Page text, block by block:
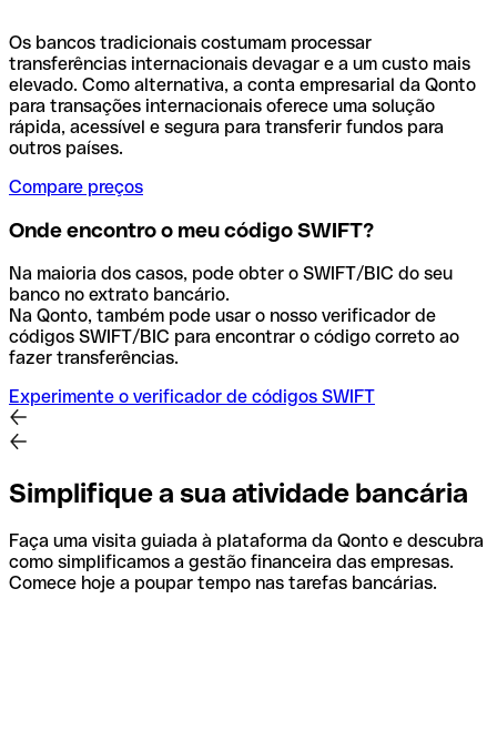
Os bancos tradicionais costumam processar
transferências internacionais devagar e a um custo mais
elevado. Como alternativa, a conta empresarial da Qonto
para transações internacionais oferece uma solução
rápida, acessível e segura para transferir fundos para
outros países.
Compare preços
Onde encontro o meu código SWIFT?
Na maioria dos casos, pode obter o SWIFT/BIC do seu
banco no extrato bancário.
Na Qonto, também pode usar o nosso verificador de
códigos SWIFT/BIC para encontrar o código correto ao
fazer transferências.
Experimente o verificador de códigos SWIFT
Simplifique a sua atividade bancária
Faça uma visita guiada à plataforma da Qonto e descubra
como simplificamos a gestão financeira das empresas.
Comece hoje a poupar tempo nas tarefas bancárias.